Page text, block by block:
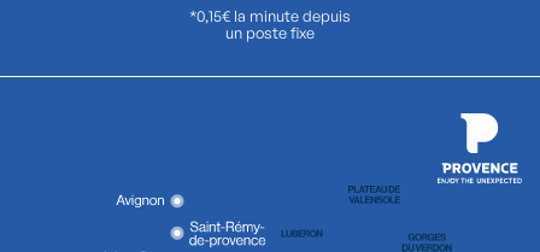
*0,15€ la minute depuis
un poste fixe